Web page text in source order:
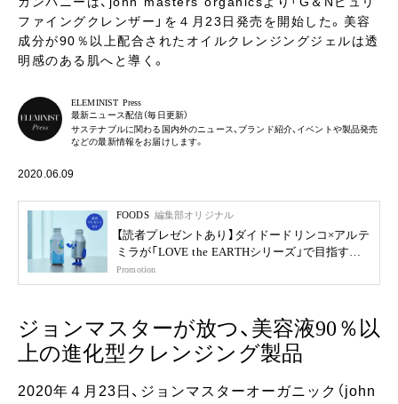
ファイングクレンザー」を４月23日発売を開始した。美容
成分が90％以上配合されたオイルクレンジングジェルは透
明感のある肌へと導く。
ELEMINIST Press
最新ニュース配信（毎日更新）
サステナブルに関わる国内外のニュース、ブランド紹介、イベントや製品発売
などの最新情報をお届けします。
2020.06.09
FOODS 編集部オリジナル
【読者プレゼントあり】ダイドードリンコ×アルテ
ミラが「LOVE the EARTHシリーズ」で目指す未
来
Promotion
ジョンマスターが放つ、美容液90％以
上の進化型クレンジング製品
2020年４月23日、ジョンマスターオーガニック（john